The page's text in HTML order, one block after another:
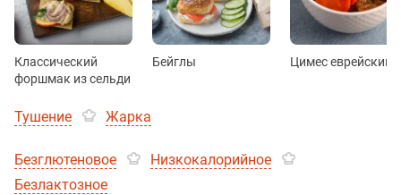
Классический
форшмак из сельди
Бейглы Цимес еврейский
Тушение Жарка
Безглютеновое
Низкокалорийное
Безлактозное